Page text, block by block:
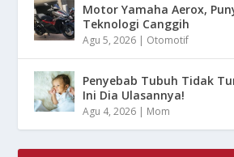
Motor Yamaha Aerox,
Teknologi Canggih
Agu 5, 2026 | Otomotif
Penyebab Tubuh Tidak
Ini Dia Ulasannya!
Agu 4, 2026 | Mom